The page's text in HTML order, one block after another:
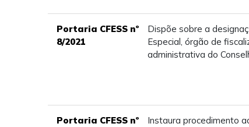
Portaria CFESS nº
8/2021
Dispõe sobre a
Especial, órgão de
administrativa do
Portaria CFESS nº
Instaura procedimento